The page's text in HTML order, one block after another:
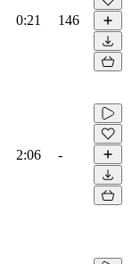
0:21 146
2:06 -